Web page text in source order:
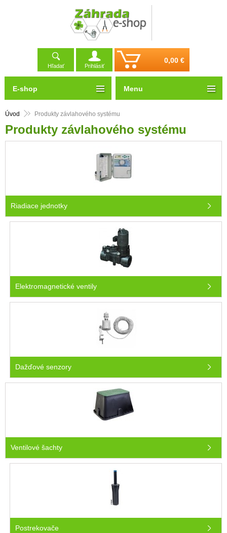
Hľadať Prihlásiť
0,00 €
Úvod Produkty závlahového systému
Produkty závlahového systému
Riadiace jednotky
Elektromagnetické ventily
Dažďové senzory
Ventilové šachty
Postrekovače
E-shop Menu